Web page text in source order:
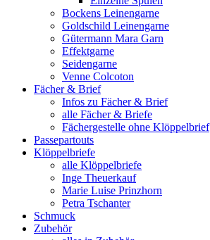
Bockens Leinengarne
Goldschild Leinengarne
Gütermann Mara Garn
Effektgarne
Seidengarne
Venne Colcoton
Fächer & Brief
Infos zu Fächer & Brief
alle Fächer & Briefe
Fächergestelle ohne Klöppelbrief
Passepartouts
Klöppelbriefe
alle Klöppelbriefe
Inge Theuerkauf
Marie Luise Prinzhorn
Petra Tschanter
Schmuck
Zubehör